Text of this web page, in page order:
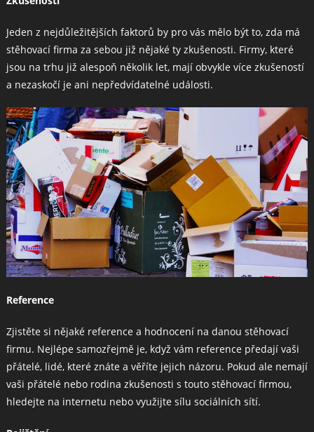
Jeden z nejdůležitějších faktorů by pro vás mělo být to, zda má
stěhovací firma za sebou již nějaké ty zkušenosti. Firmy, které
jsou na trhu již alespoň několik let, mají obvykle více zkušeností
a nezaskočí je ani nepředvídatelné události.
Reference
Zjistěte si nějaké reference a hodnocení na danou stěhovací
firmu. Nejlépe samozřejmě je, když vám reference předají vaši
přátelé, lidé, které znáte a věříte jejich názoru. Pokud ale nemají
vaši přátelé nebo rodina zkušenosti s touto stěhovací firmou,
hledejte na internetu nebo využijte sílu sociálních sítí.